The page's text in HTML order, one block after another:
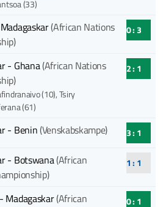
(33)
(African Nations
0 : 3
- Ghana(African Nations
(10), Tsiry
(61)
2 : 1
- Benin(Venskabskampe) 3 : 1
- Botswana(African
1 : 1
Madagaskar(African
0 : 1